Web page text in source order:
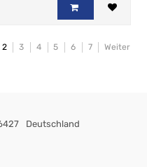
2 3 4 5 6 7 Weiter
Deutschland